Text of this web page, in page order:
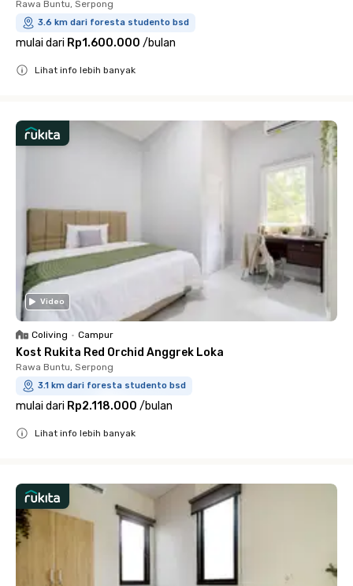
Rawa Buntu, Serpong
3.6 km dari foresta studento bsd
mulai dari Rp1.600.000 /bulan
Lihat info lebih banyak
Video
Coliving • Campur
Kost Rukita Red Orchid Anggrek Loka
Rawa Buntu, Serpong
3.1 km dari foresta studento bsd
mulai dari Rp2.118.000 /bulan
Lihat info lebih banyak